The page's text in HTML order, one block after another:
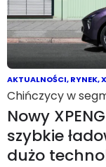
AKTUALNOŚCI,RYNEK,
Chińczycy w
Nowy
szybkie
dużo